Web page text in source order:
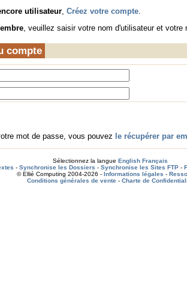
utilisateur, Créez votre compte.
, veuillez saisir votre nom d'utilisateur et votre
compte
mot de passe, vous pouvez le récupérer par
Sélectionnez la langue English Français
- Synchronise les Dossiers - Synchronise les Sites FTP -
© Ellié Computing 2004-2026 - Informations légales -
Conditions générales de vente - Charte de